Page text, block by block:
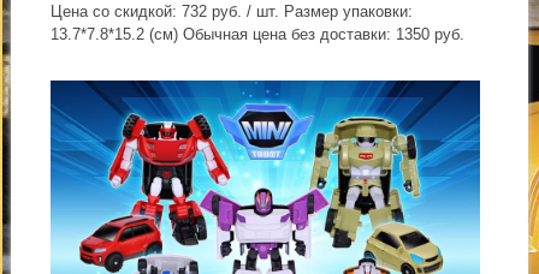
Цена со скидкой: 732 руб. / шт. Размер упаковки:
13.7*7.8*15.2 (см) Обычная цена без доставки: 1350 руб.